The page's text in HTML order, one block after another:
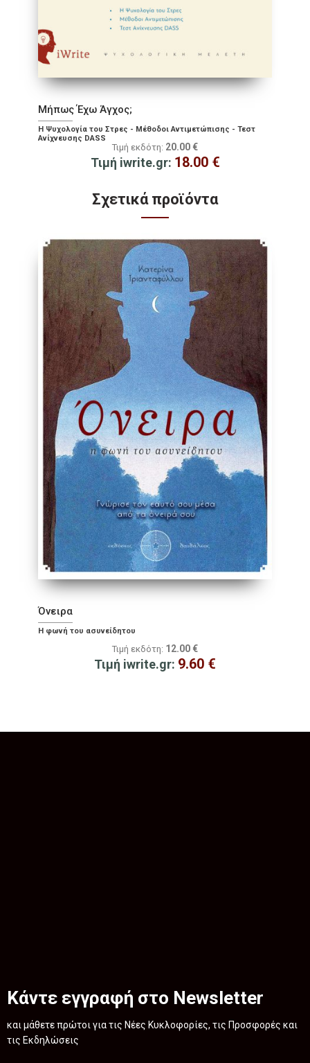
Μήπως Έχω Άγχος;
Η Ψυχολογία του Στρες - Μέθοδοι Αντιμετώπισης - Τεστ
Ανίχνευσης DASS
Τιμή εκδότη: 20.00 €
Τιμή iwrite.gr: 18.00 €
Σχετικά προϊόντα
Όνειρα
Η φωνή του ασυνείδητου
Τιμή εκδότη: 12.00 €
Τιμή iwrite.gr: 9.60 €
Κάντε εγγραφή στο Newsletter
και μάθετε πρώτοι για τις Νέες Κυκλοφορίες, τις Προσφορές και
τις Εκδηλώσεις